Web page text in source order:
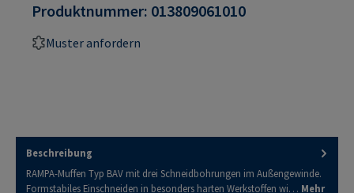
Produktnummer: 013809061010
Muster anfordern
Beschreibung
RAMPA-Muffen Typ BAV mit drei Schneidbohrungen im Außengewinde.
Formstabiles Einschneiden in besonders harten Werkstoffen wi… Mehr